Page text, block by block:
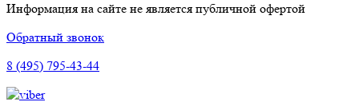
Информация на сайте не является публичной офертой
Обратный звонок
8 (495) 795-43-44